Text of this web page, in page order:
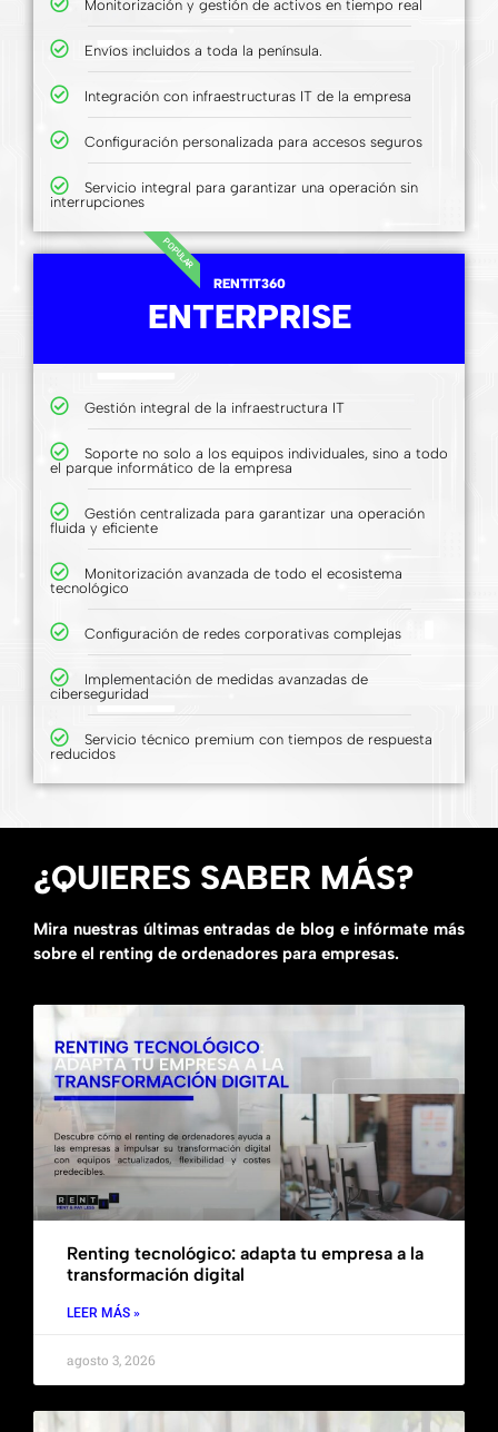
Monitorización y gestión de activos en tiempo real
Envíos incluidos a toda la península.
Integración con infraestructuras IT de la empresa
Configuración personalizada para accesos seguros
Servicio integral para garantizar una operación sin
interrupciones
POPULAR
RENTIT360
ENTERPRISE
Gestión integral de la infraestructura IT
Soporte no solo a los equipos individuales, sino a todo
el parque informático de la empresa
Gestión centralizada para garantizar una operación
fluida y eficiente
Monitorización avanzada de todo el ecosistema
tecnológico
Configuración de redes corporativas complejas
Implementación de medidas avanzadas de
ciberseguridad
Servicio técnico premium con tiempos de respuesta
reducidos
¿QUIERES SABER MÁS?
Mira nuestras últimas entradas de blog e infórmate más
sobre el renting de ordenadores para empresas.
Renting tecnológico: adapta tu empresa a la
transformación digital
LEER MÁS »
agosto 3, 2026